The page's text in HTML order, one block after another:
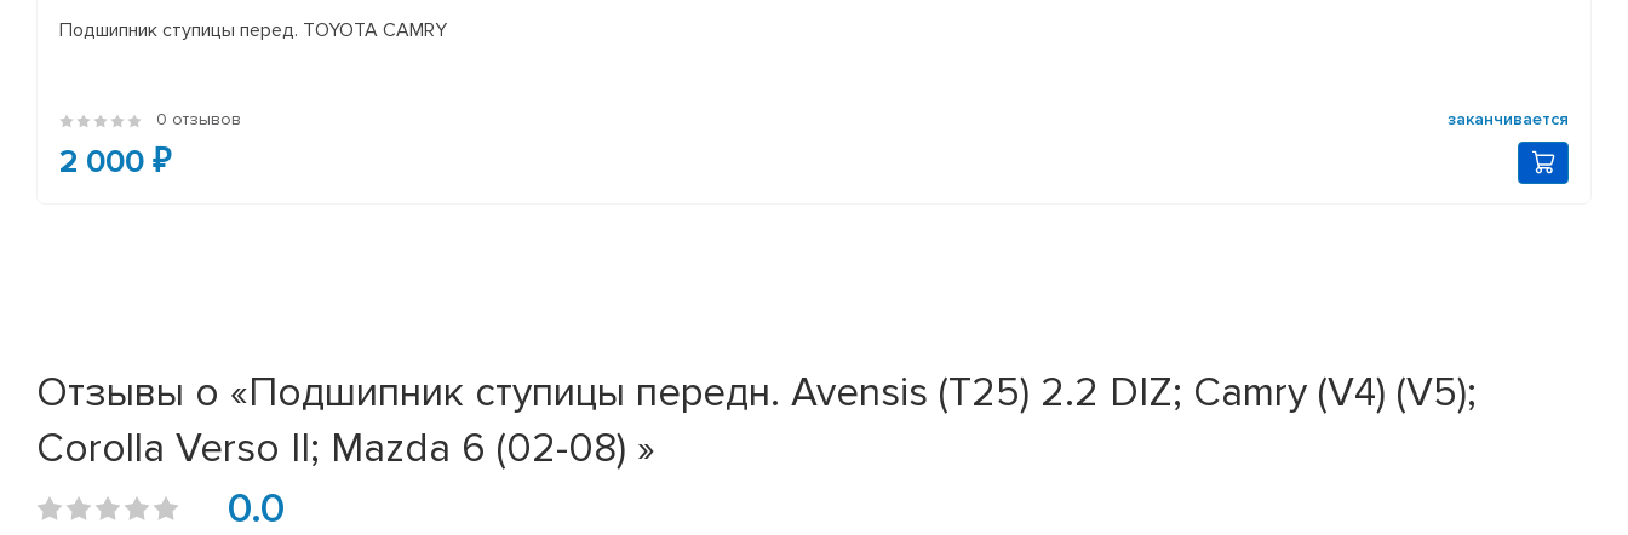
Подшипник ступицы перед. TOYOTA CAMRY
0 отзывов заканчивается
2 000 ₽
Отзывы о «Подшипник ступицы передн. Avensis (T25) 2.2 DIZ; Camry (V4) (V5);
Corolla Verso II; Mazda 6 (02-08) »
0.0